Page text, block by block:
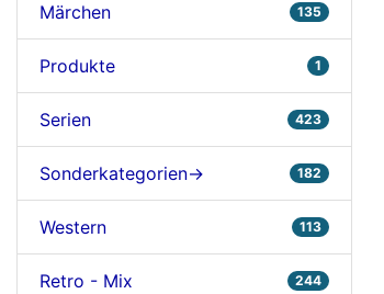
Märchen 135
Produkte 1
Serien 423
Sonderkategorien-> 182
Western 113
Retro - Mix 244